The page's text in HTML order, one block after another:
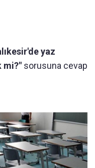
yaz
mi?" sorusuna cevap